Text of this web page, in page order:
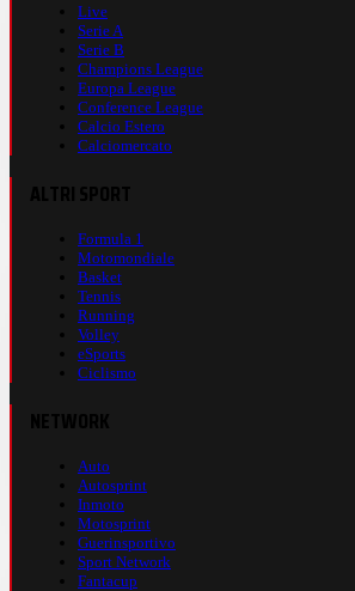
Live
Serie A
Serie B
Champions League
Europa League
Conference League
Calcio Estero
Calciomercato
Formula 1
Motomondiale
Basket
Tennis
Running
Volley
eSports
Ciclismo
Auto
Autosprint
Inmoto
Motosprint
Guerinsportivo
Sport Network
Fantacup